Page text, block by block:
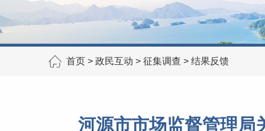
首页 > 政民互动 > 征集调查 > 结果反馈
河源市市场监督管理局